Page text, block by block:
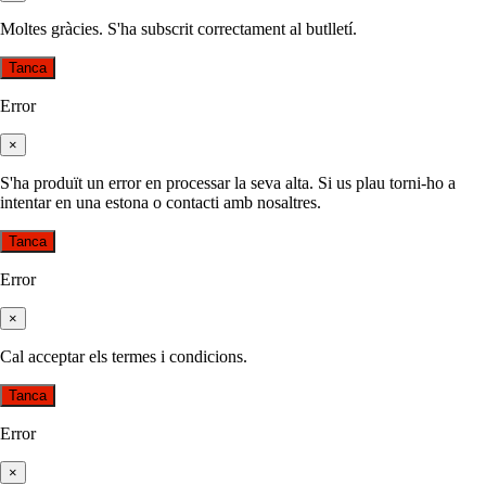
Moltes gràcies. S'ha subscrit correctament al butlletí.
Tanca
Error
×
S'ha produït un error en processar la seva alta. Si us plau torni-ho a
intentar en una estona o contacti amb nosaltres.
Tanca
Error
×
Cal acceptar els termes i condicions.
Tanca
Error
×